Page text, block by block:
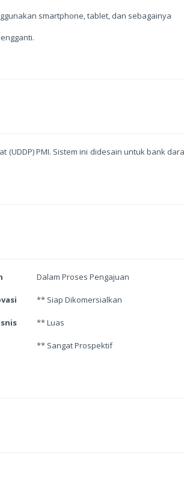
smartphone, tablet, dan sebagainya
PMI. Sistem ini didesain untuk bank
Dalam Proses Pengajuan
** Siap Dikomersialkan
** Luas
** Sangat Prospektif